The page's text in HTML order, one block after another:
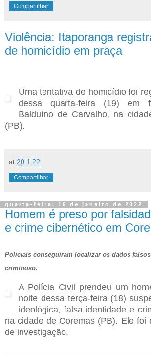
Compartilhar
Violência: Itaporanga
de homicídio em praça
Uma tentativa de homicídio foi
dessa quarta-feira (19) em
Balduíno de Carvalho, na
(PB).
at 20.1.22
Compartilhar
quarta-feira, 19 de janeiro de 2022
Homem é preso por
e crime cibernético em
Policiais conseguiram localizar os dados
criminoso.
A Polícia Civil prendeu um
noite dessa terça-feira (18)
ideológica, falsa identidade e
na cidade de Coremas (PB). Ele foi
de investigação.